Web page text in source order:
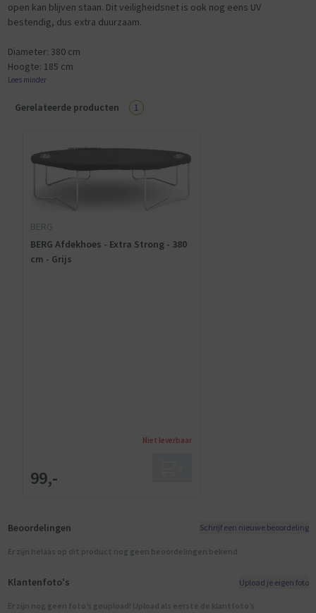
open kan blijven staan. Dit veiligheidsnet is ook nog eens UV
bestendig, dus extra duurzaam.
Diameter: 380 cm
Hoogte: 185 cm
Lees minder
Gerelateerde producten 1
BERG
BERG Afdekhoes - Extra Strong - 380
cm - Grijs
99,-
Niet leverbaar
Beoordelingen Schrijf een nieuwe beoordeling
Er zijn helaas op dit product nog geen beoordelingen bekend
Klantenfoto's Upload je eigen foto
Er zijn nog geen foto’s geupload! Upload als eerste de klantfoto’s